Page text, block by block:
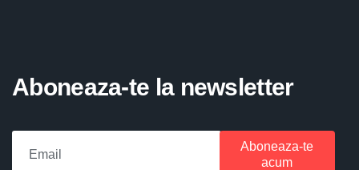
Aboneaza-te la newsletter
Aboneaza-te
acum